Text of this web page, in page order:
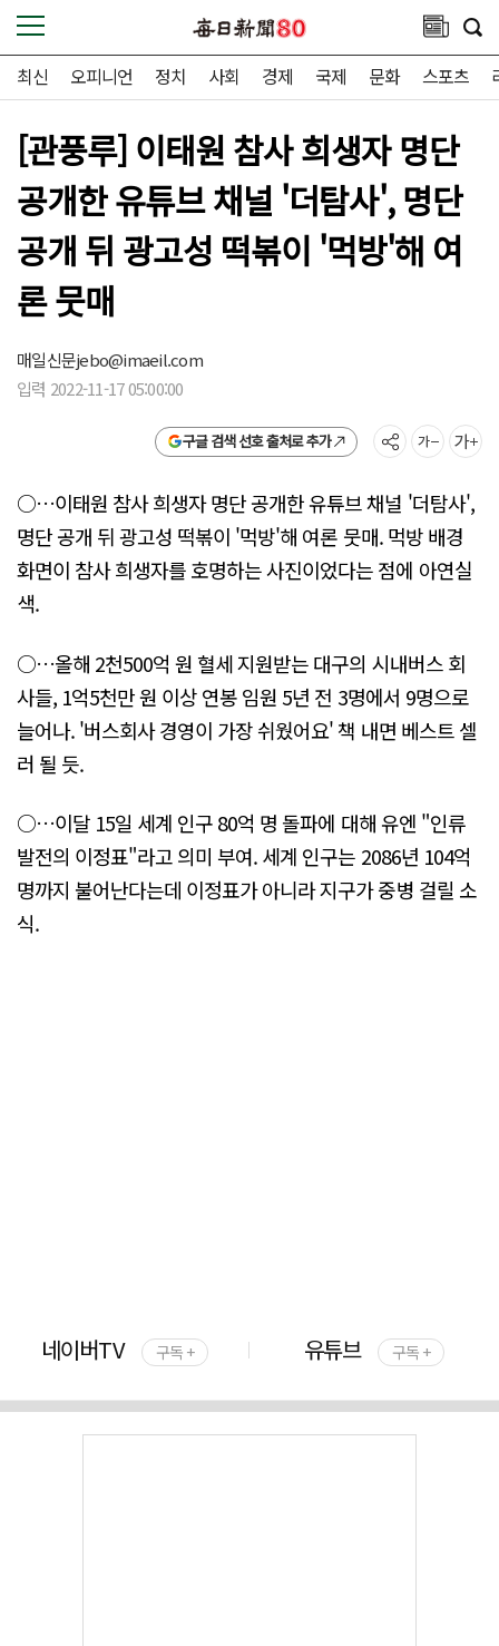
최신 오피니언 정치 사회 경제 국제 문화 스포츠
[관풍루] 이태원 참사 희생자 명단
공개한 유튜브 채널 '더탐사', 명단
공개 뒤 광고성 떡볶이 '먹방'해 여
론 뭇매
매일신문jebo@imaeil.com
입력 2022-11-17 05:00:00
구글 검색 선호 출처로 추가
○…이태원 참사 희생자 명단 공개한 유튜브 채널 '더탐사',
명단 공개 뒤 광고성 떡볶이 '먹방'해 여론 뭇매. 먹방 배경
화면이 참사 희생자를 호명하는 사진이었다는 점에 아연실
색.
○…올해 2천500억 원 혈세 지원받는 대구의 시내버스 회
사들, 1억5천만 원 이상 연봉 임원 5년 전 3명에서 9명으로
늘어나. '버스회사 경영이 가장 쉬웠어요' 책 내면 베스트 셀
러 될 듯.
○…이달 15일 세계 인구 80억 명 돌파에 대해 유엔 "인류
발전의 이정표"라고 의미 부여. 세계 인구는 2086년 104억
명까지 불어난다는데 이정표가 아니라 지구가 중병 걸릴 소
식.
네이버TV 구독 + 유튜브 구독 +